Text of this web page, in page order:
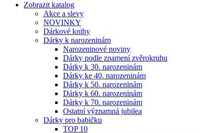
Zobrazit katalog
Akce a slevy
NOVINKY
Dárkové knihy
Dárky k narozeninám
Narozeninové noviny
Dárky podle znamení zvěrokruhu
Dárky k 30. narozeninám
Dárky ke 40. narozeninám
Dárky k 50. narozeninám
Dárky k 60. narozeninám
Dárky k 70. narozeninám
Ostatní významná jubilea
Dárky pro babičku
TOP 10